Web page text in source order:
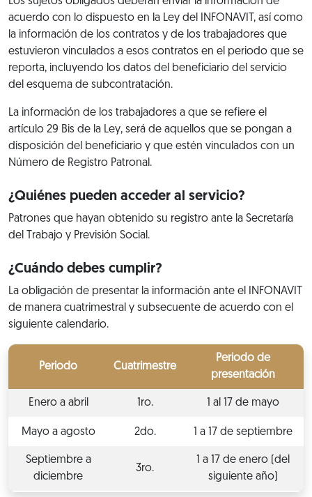
acuerdo con lo dispuesto en la Ley del INFONAVIT, así como
la información de los contratos y de los trabajadores que
estuvieron vinculados a esos contratos en el periodo que se
reporta, incluyendo los datos del beneficiario del servicio
del esquema de subcontratación.
La información de los trabajadores a que se refiere el
artículo 29 Bis de la Ley, será de aquellos que se pongan a
disposición del beneficiario y que estén vinculados con un
Número de Registro Patronal.
¿Quiénes pueden acceder al servicio?
Patrones que hayan obtenido su registro ante la Secretaría
del Trabajo y Previsión Social.
¿Cuándo debes cumplir?
La obligación de presentar la información ante el INFONAVIT
de manera cuatrimestral y subsecuente de acuerdo con el
siguiente calendario.
Periodo Cuatrimestre
Periodo de
presentación
Enero a abril 1ro. 1 al 17 de mayo
Mayo a agosto 2do. 1 a 17 de septiembre
Septiembre a
diciembre
3ro.
1 a 17 de enero (del
siguiente año)